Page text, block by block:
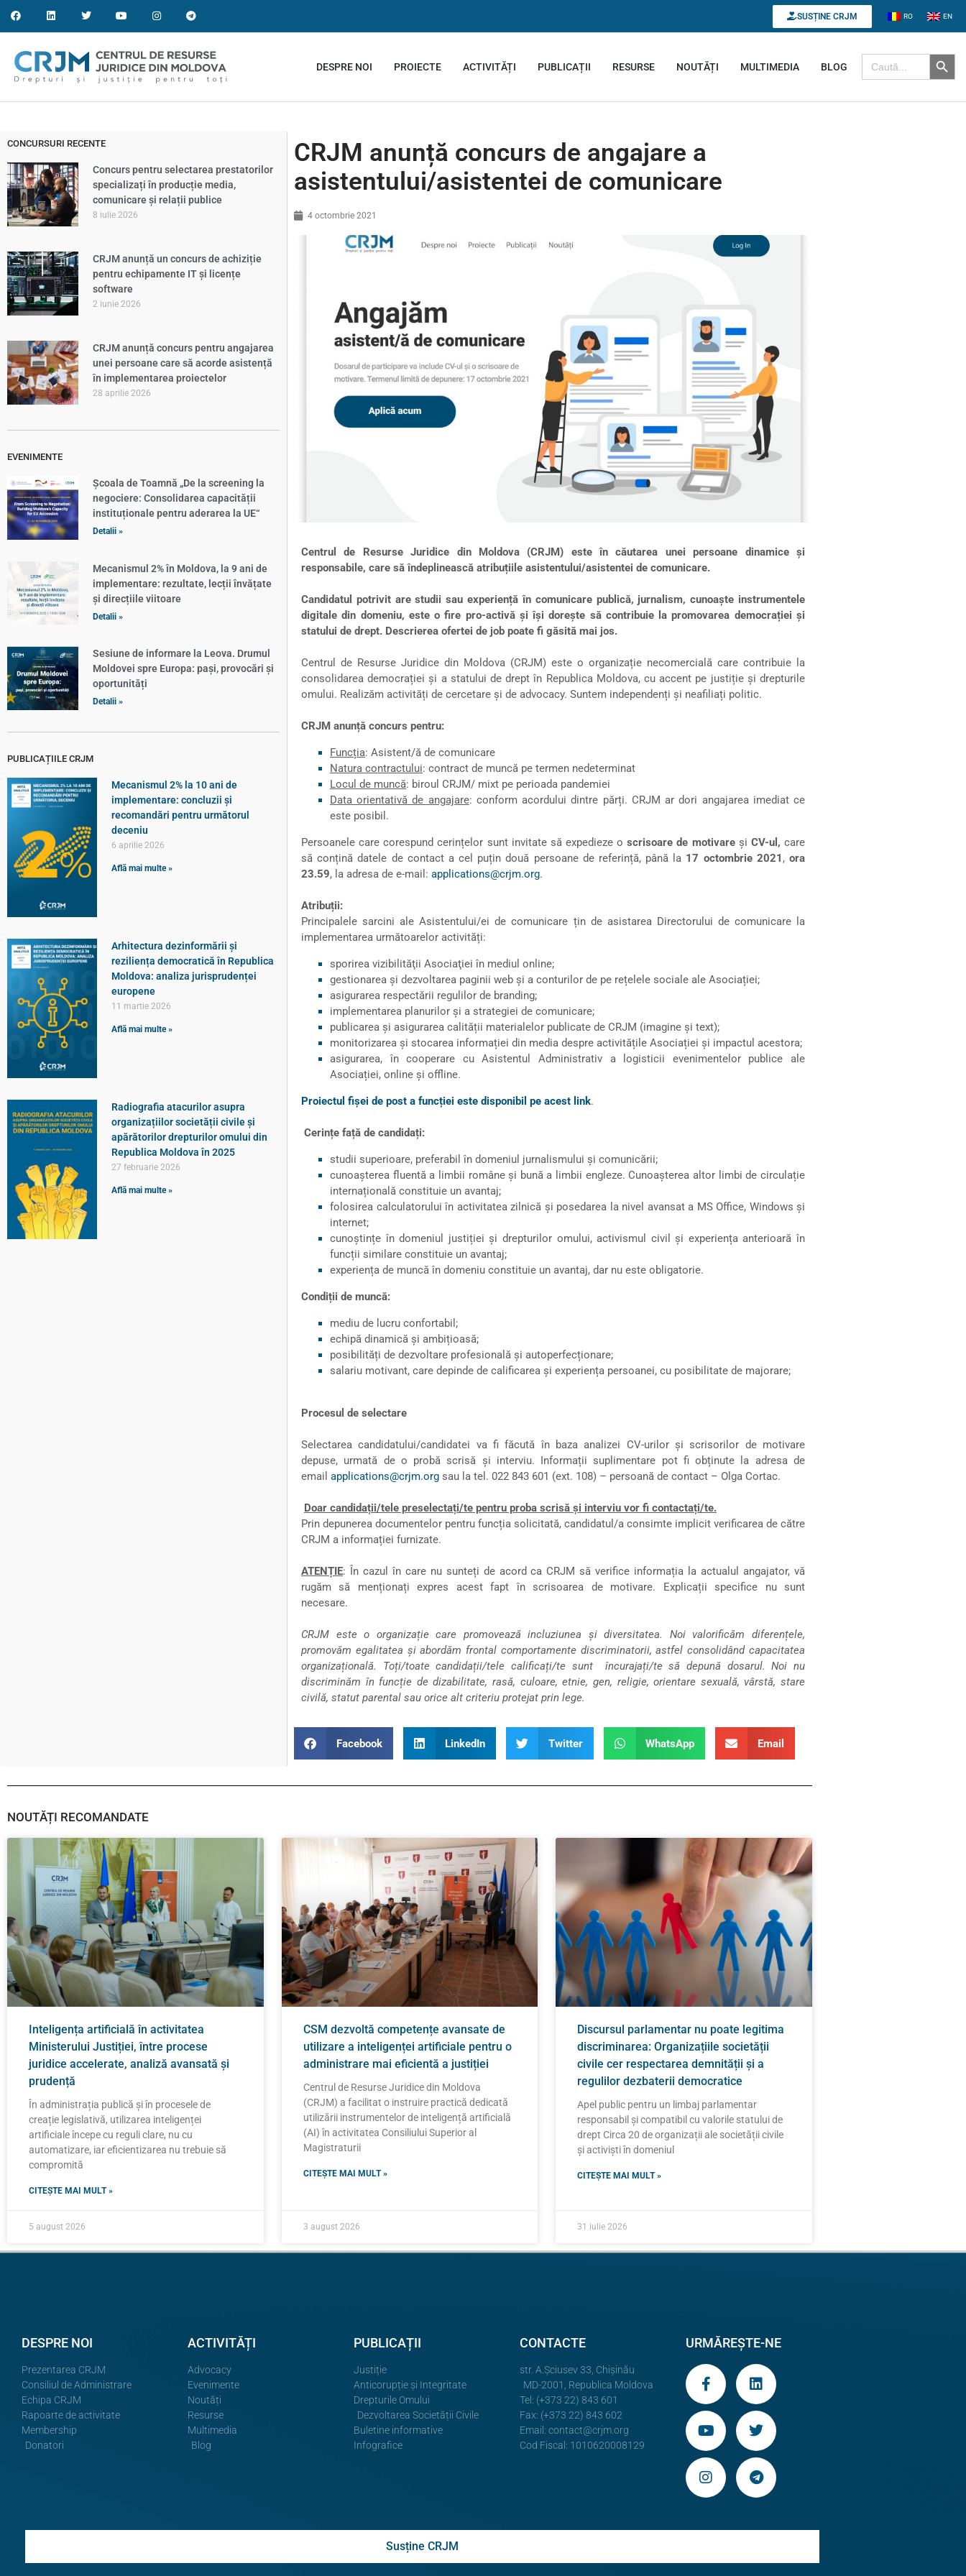
SUSȚINE CRJM RO EN
DESPRE NOI PROIECTE ACTIVITĂȚI PUBLICAȚII RESURSE NOUTĂȚI MULTIMEDIA BLOG
Search for: Search
CONCURSURI RECENTE
Concurs pentru selectarea prestatorilor
specializați în producție media,
comunicare și relații publice
8 iulie 2026
CRJM anunță un concurs de achiziție
pentru echipamente IT și licențe
software
2 iunie 2026
CRJM anunță concurs pentru angajarea
unei persoane care să acorde asistență
în implementarea proiectelor
28 aprilie 2026
EVENIMENTE
Școala de Toamnă „De la screening la
negociere: Consolidarea capacității
instituționale pentru aderarea la UE“
Detalii »
Mecanismul 2% în Moldova, la 9 ani de
implementare: rezultate, lecții învățate
și direcțiile viitoare
Detalii »
Sesiune de informare la Leova. Drumul
Moldovei spre Europa: pași, provocări și
oportunități
Detalii »
PUBLICAȚIILE CRJM
Mecanismul 2% la 10 ani de
implementare: concluzii și
recomandări pentru următorul
deceniu
6 aprilie 2026
Află mai multe »
Arhitectura dezinformării și
reziliența democratică în Republica
Moldova: analiza jurisprudenței
europene
11 martie 2026
Află mai multe »
Radiografia atacurilor asupra
organizațiilor societății civile și
apărătorilor drepturilor omului din
Republica Moldova în 2025
27 februarie 2026
Află mai multe »
CRJM anunță concurs de angajare a
asistentului/asistentei de comunicare
4 octombrie 2021
Centrul de Resurse Juridice din Moldova (CRJM) este în căutarea unei persoane dinamice și
responsabile, care să îndeplinească atribuțiile asistentului/asistentei de comunicare.
Candidatul potrivit are studii sau experiență în comunicare publică, jurnalism, cunoaște instrumentele
digitale din domeniu, este o fire pro-activă și își dorește să contribuie la promovarea democrației și
statului de drept. Descrierea ofertei de job poate fi găsită mai jos.
Centrul de Resurse Juridice din Moldova (CRJM) este o organizație necomercială care contribuie la
consolidarea democrației și a statului de drept în Republica Moldova, cu accent pe justiție și drepturile
omului. Realizăm activități de cercetare și de advocacy. Suntem independenți și neafiliați politic.
CRJM anunță concurs pentru:
Funcția: Asistent/ă de comunicare
Natura contractului: contract de muncă pe termen nedeterminat
Locul de muncă: biroul CRJM/ mixt pe perioada pandemiei
Data orientativă de angajare: conform acordului dintre părți. CRJM ar dori angajarea imediat ce
este posibil.
Persoanele care corespund cerințelor sunt invitate să expedieze oscrisoare de motivareși CV-ul, care
să conțină datele de contact a cel puțin două persoane de referință, până la 17 octombrie 2021 ,ora
23.59, la adresa de e-mail: applications@crjm.org.
Atribuții:
Principalele sarcini ale Asistentului/ei de comunicare țin de asistarea Directorului de comunicare la
implementarea următoarelor activități:
sporirea vizibilităţii Asociaţiei în mediul online;
gestionarea și dezvoltarea paginii web și a conturilor de pe rețelele sociale ale Asociației;
asigurarea respectării regulilor de branding;
implementarea planurilor și a strategiei de comunicare;
publicarea și asigurarea calității materialelor publicate de CRJM (imagine și text);
monitorizarea şi stocarea informației din media despre activitățile Asociației și impactul acestora;
asigurarea, în cooperare cu Asistentul Administrativ a logisticii evenimentelor publice ale
Asociației, online și offline.
Proiectul fișei de post a funcției este disponibil pe acest link.
Cerințe față de candidați:
studii superioare, preferabil în domeniul jurnalismului şi comunicării;
cunoașterea fluentă a limbii române și bună a limbii engleze. Cunoașterea altor limbi de circulație
internațională constituie un avantaj;
folosirea calculatorului în activitatea zilnică şi posedarea la nivel avansat a MS Office, Windows şi
internet;
cunoștințe în domeniul justiției și drepturilor omului, activismul civil și experiența anterioară în
funcții similare constituie un avantaj;
experiența de muncă în domeniu constituie un avantaj, dar nu este obligatorie.
Condiții de muncă:
mediu de lucru confortabil;
echipă dinamică și ambițioasă;
posibilități de dezvoltare profesională și autoperfecționare;
salariu motivant, care depinde de calificarea și experiența persoanei, cu posibilitate de majorare;
Procesul de selectare
Selectarea candidatului/candidatei va fi făcută în baza analizei CV-urilor și scrisorilor de motivare
depuse, urmată de o probă scrisă și interviu. Informații suplimentare pot fi obținute la adresa de
email applications@crjm.org sau la tel. 022 843 601 (ext. 108) – persoană de contact – Olga Cortac.
Doar candidații/tele preselectați/te pentru proba scrisă și interviu vor fi contactați/te.
Prin depunerea documentelor pentru funcția solicitată, candidatul/a consimte implicit verificarea de către
CRJM a informației furnizate.
ATENȚIE: În cazul în care nu sunteți de acord ca CRJM să verifice informația la actualul angajator, vă
rugăm să menționați expres acest fapt în scrisoarea de motivare. Explicații specifice nu sunt
necesare.
CRJM este o organizație care promovează incluziunea și diversitatea. Noi valorificăm diferențele,
promovăm egalitatea și abordăm frontal comportamente discriminatorii, astfel consolidând capacitatea
organizațională. Toți/toate candidații/tele calificați/te sunt încurajați/te să depună dosarul. Noi nu
discriminăm în funcție de dizabilitate, rasă, culoare, etnie, gen, religie, orientare sexuală, vârstă, stare
civilă, statut parental sau orice alt criteriu protejat prin lege.
Facebook LinkedIn Twitter WhatsApp Email
NOUTĂȚI RECOMANDATE
Inteligența artificială în activitatea
Ministerului Justiției, între procese
juridice accelerate, analiză avansată și
prudență
În administrația publică și în procesele de
creație legislativă, utilizarea inteligenței
artificiale începe cu reguli clare, nu cu
automatizare, iar eficientizarea nu trebuie să
compromită
CITEȘTE MAI MULT »
5 august 2026
CSM dezvoltă competențe avansate de
utilizare a inteligenței artificiale pentru o
administrare mai eficientă a justiției
Centrul de Resurse Juridice din Moldova
(CRJM) a facilitat o instruire practică dedicată
utilizării instrumentelor de inteligență artificială
(AI) în activitatea Consiliului Superior al
Magistraturii
CITEȘTE MAI MULT »
3 august 2026
Discursul parlamentar nu poate legitima
discriminarea: Organizațiile societății
civile cer respectarea demnității și a
regulilor dezbaterii democratice
Apel public pentru un limbaj parlamentar
responsabil și compatibil cu valorile statului de
drept Circa 20 de organizații ale societății civile
și activiști în domeniul
CITEȘTE MAI MULT »
31 iulie 2026
DESPRE NOI
Prezentarea CRJM
Consiliul de Administrare
Echipa CRJM
Rapoarte de activitate
Membership
Donatori
ACTIVITĂȚI
Advocacy
Evenimente
Noutăți
Resurse
Multimedia
Blog
PUBLICAȚII
Justiție
Anticorupție și Integritate
Drepturile Omului
Dezvoltarea Societății Civile
Buletine informative
Infografice
CONTACTE
str. A.Şciusev 33, Chișinău
MD-2001, Republica Moldova
Tel: (+373 22) 843 601
Fax: (+373 22) 843 602
Email: contact@crjm.org
Cod Fiscal: 1010620008129
URMĂREȘTE-NE
Susține CRJM